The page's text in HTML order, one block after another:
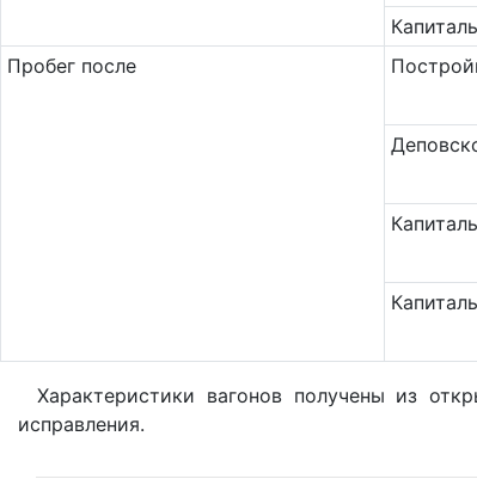
Пробег после
Характеристики вагонов получены из
исправления.